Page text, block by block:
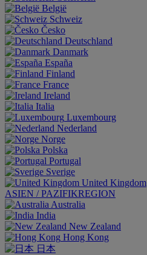
België
Schweiz
Česko
Deutschland
Danmark
España
Finland
France
Ireland
Italia
Luxembourg
Nederland
Norge
Polska
Portugal
Sverige
United Kingdom
ASIEN / PAZIFIKREGION
Australia
India
New Zealand
Hong Kong
日本